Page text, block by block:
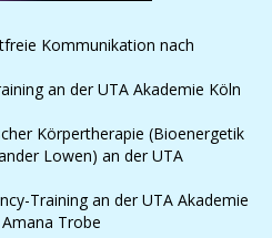
Kommunikation nach
an der UTA Akademie Köln
Körpertherapie (Bioenergetik
Lowen) an der UTA
Training an der UTA Akademie
Trobe